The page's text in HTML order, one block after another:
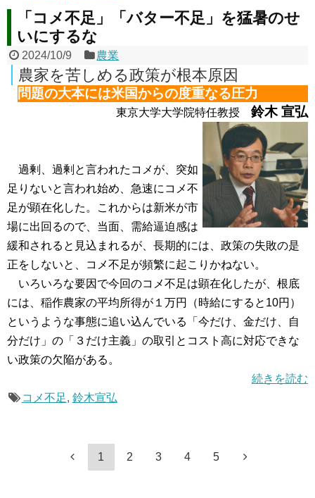
「コメ不足」「バター不足」を猛暑のせ
いにするな
2024/10/9 農業
農家を苦しめる政策が根本原因
問題の大本には米国からの度重なる圧力
東京大学大学院特任教授 鈴木 宣弘
過剰、過剰と言われたコメが、突如
足りないと言われ始め、急速にコメ不
足が顕在化した。これからは新米が市
場に出回るので、当面、需給逼迫感は
緩和されると見込まれるが、長期的には、政策の失敗の是
正をしないと、コメ不足が頻繁に起こりかねない。
いろいろな要因で今回のコメ不足は顕在化したが、根底
には、稲作農家の平均所得が１万円（時給にすると10円）
というような事態に追い込んでいる「今だけ、金だけ、自
分だけ」の「３だけ主義」の取引とコスト高に対応できな
い政策の欠陥がある。
続きを読む
コメ不足, 鈴木宣弘
1 2 3 4 5